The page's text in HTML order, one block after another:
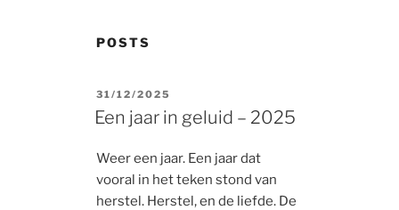
POSTS
POSTED
ON
31/12/2025
Een jaar in geluid – 2025
Weer een jaar. Een jaar dat
vooral in het teken stond van
herstel. Herstel, en de liefde. De